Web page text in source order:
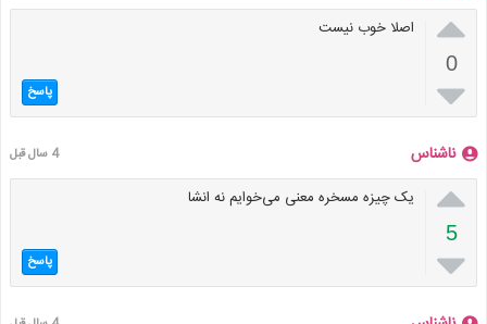

0

اصلا خوب نیست
پاسخ
ناشناس 4 سال قبل

5

یک چیزه مسخره معنی می‌خوایم نه انشا
پاسخ